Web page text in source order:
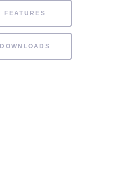
FEATURES
DOWNLOADS